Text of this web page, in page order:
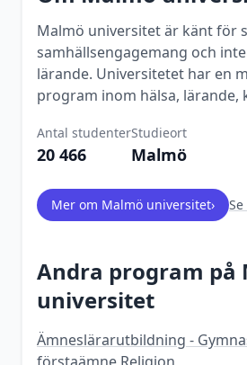
Malmö universitet är känt för
samhällsengagemang och
lärande. Universitetet har en
program inom hälsa, lärande,
Antal studenter
20 466
Studieort
Malmö
Mer om Malmö universitet›
Andra program på
universitet
Ämneslärarutbildning -